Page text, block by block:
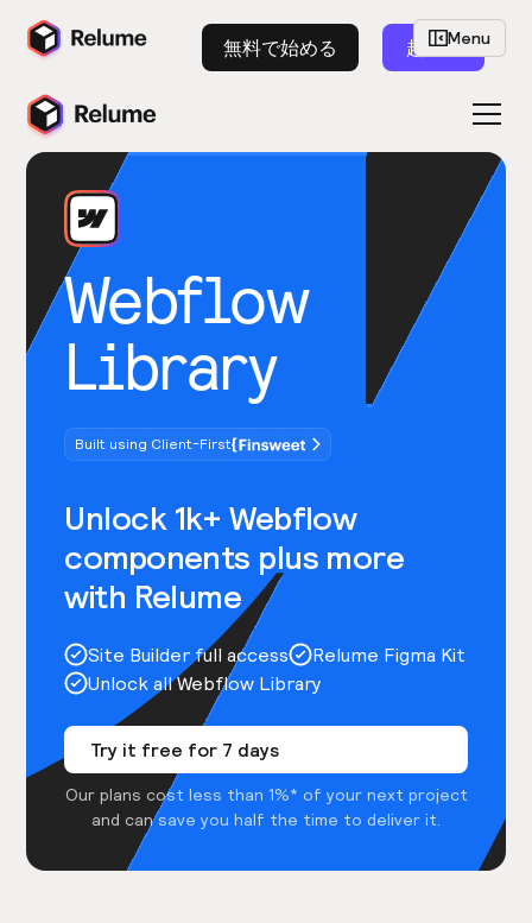
無料で始める 起動
Webflow
Library
Built using Client-First
Unlock 1k+ Webflow
components plus more
with Relume
Site Builder full access
Relume Figma Kit
Unlock all Webflow Library
Try it free for 7 days
Our plans cost less than 1%* of your next project
and can save you half the time to deliver it.
Menu